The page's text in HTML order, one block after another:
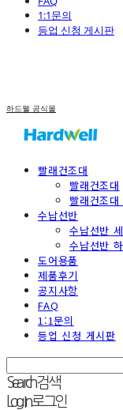
1:1문의
등업 신청 게시판
하드웰 공식몰
빨래건조대
빨래건조대
빨래건조대
수납선반
수납선반
수납선반
도어용품
제품후기
공지사항
FAQ
1:1문의
등업 신청 게시판
Search검색
Log In로그인